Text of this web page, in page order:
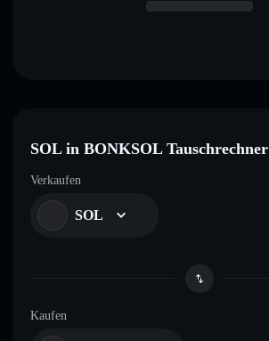
SOL in BONKSOL Tauschrechner
Verkaufen
SOL
Kaufen